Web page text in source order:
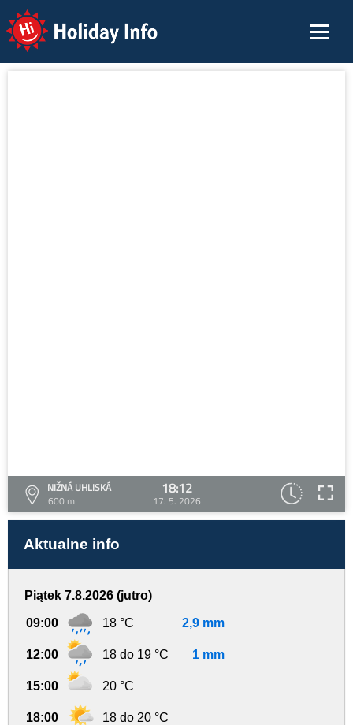
Holiday Info
NIŽNÁ UHLISKÁ
600 m
18:12
17. 5. 2026
Aktualne info
Piątek 7.8.2026 (jutro)
09:00 18 °C 2,9 mm
12:00 18 do 19 °C 1 mm
15:00 20 °C
18:00 18 do 20 °C